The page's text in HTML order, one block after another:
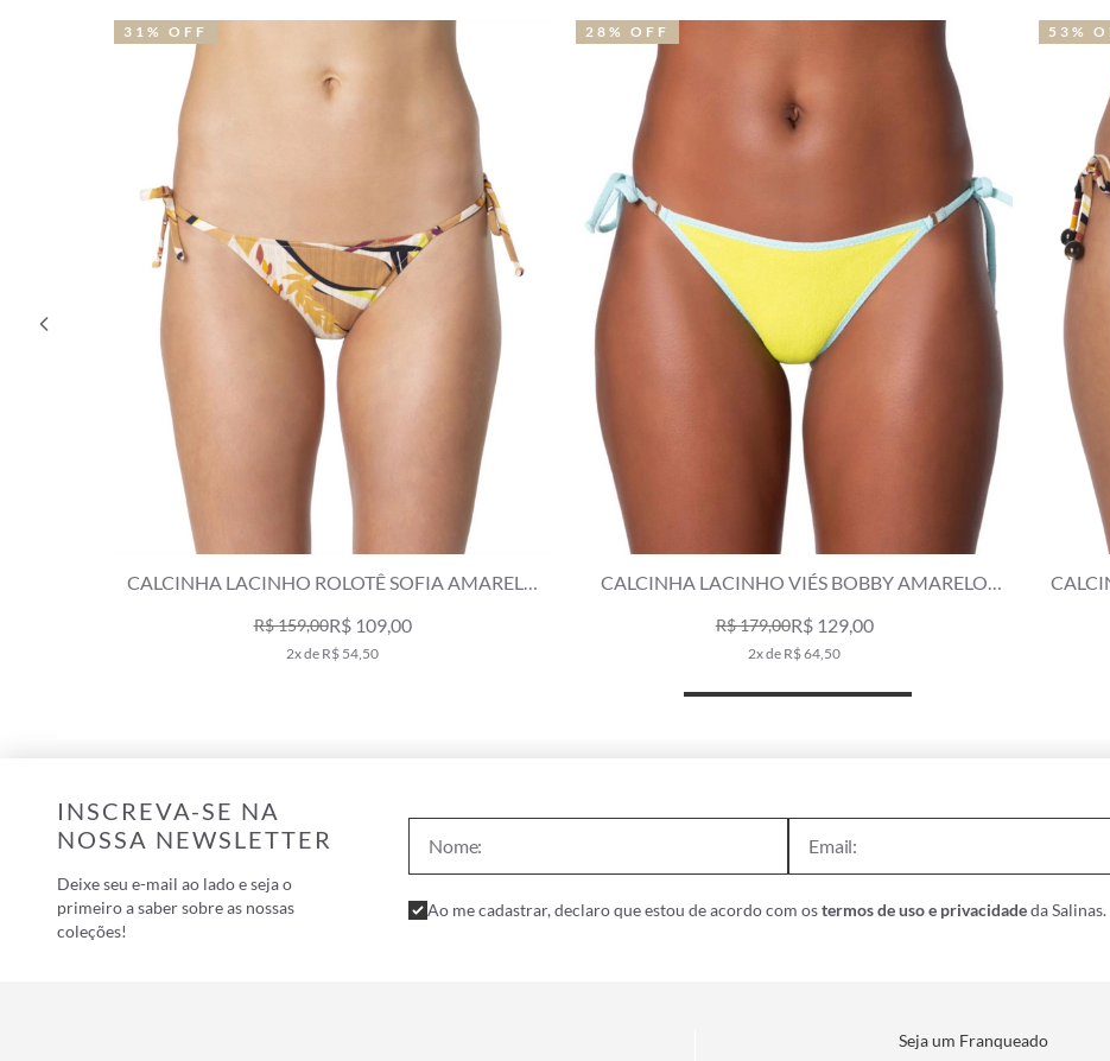
CALCINHA LACINHO VIÉS BOBBY AMARELO
R$ 179,00R$ 129,00
2x de R$ 64,50
28% OFF
CALCINHA LACINHO FRUFRU SOFIA AMARELO
R$ 209,00R$ 99,00
1x de R$ 99,00
53% OFF 39%
INSCREVA-SE NA
NOSSA NEWSLETTER
Deixe seu e-mail ao lado e seja o
primeiro a saber sobre as nossas
coleções!
Ao me cadastrar, declaro que estou de acordo com ostermos de uso e privacidadeda Salinas.
Seja um Franqueado